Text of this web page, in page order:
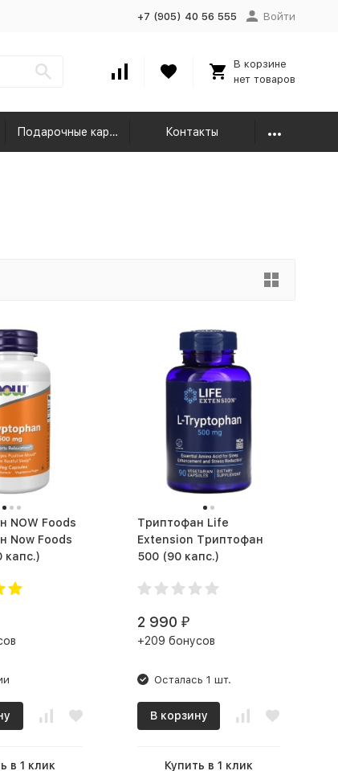
+7 (905) 40 56 555 Войти
В корзине
нет товаров
Подарочные карты Контакты
NOW Foods
Now Foods
(60 капс.)
в 1 клик
Триптофан Life
Extension Триптофан
500 (90 капс.)
2 990 ₽
+209 бонусов
Осталась 1 шт.
В корзину
Купить в 1 клик